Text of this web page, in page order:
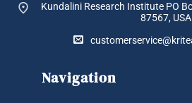
Kundalini Research Institute PO
87567,
Navigation